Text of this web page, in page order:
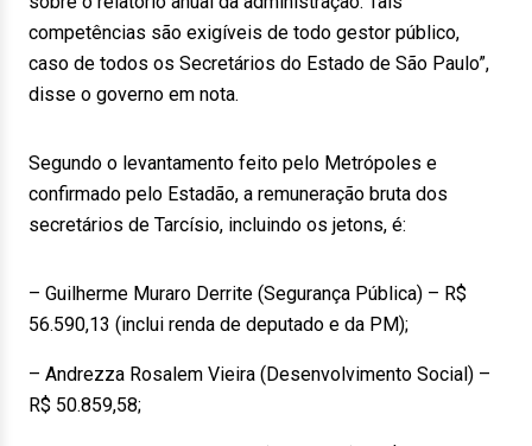
competências são exigíveis de todo gestor público,
caso de todos os Secretários do Estado de São Paulo”,
disse o governo em nota.
Segundo o levantamento feito pelo Metrópoles e
confirmado pelo Estadão, a remuneração bruta dos
secretários de Tarcísio, incluindo os jetons, é:
– Guilherme Muraro Derrite (Segurança Pública) – R$
56.590,13 (inclui renda de deputado e da PM);
– Andrezza Rosalem Vieira (Desenvolvimento Social) –
R$ 50.859,58;